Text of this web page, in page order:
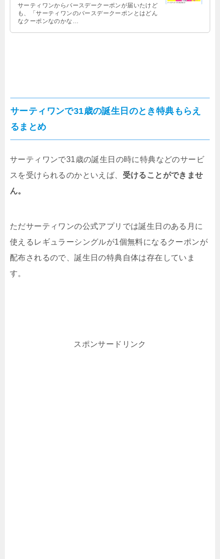
サーティワンからバースデークーポンが届いたけど
も、「サーティワンのバースデークーポンとはどん
なクーポンなのかな…
サーティワンで31歳の誕生日のとき特典もらえ
るまとめ
サーティワンで31歳の誕生日の時に特典などのサービ
スを受けられるのかといえば、 受けることができませ
ん。
ただサーティワンの公式アプリでは誕生日のある月に
使えるレギュラーシングルが1個無料になるクーポンが
配布されるので、誕生日の特典自体は存在していま
す。
スポンサードリンク